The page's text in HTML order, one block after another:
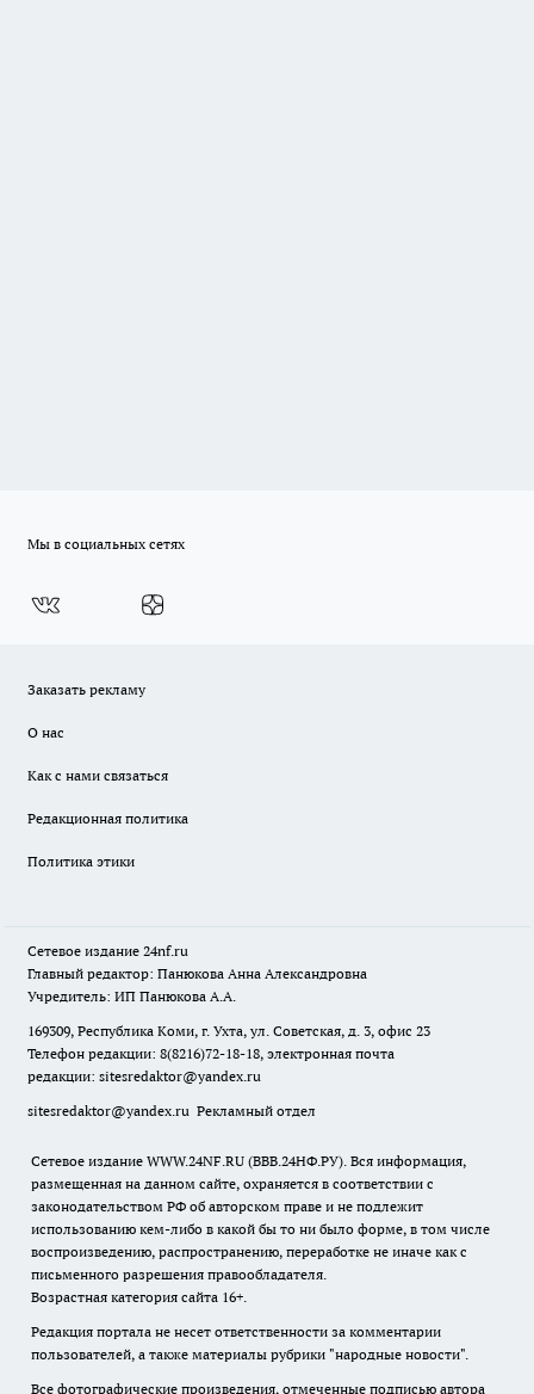
Мы в социальных сетях
Заказать рекламу
О нас
Как с нами связаться
Редакционная политика
Политика этики
Сетевое издание 24nf.ru
Главный редактор: Панюкова Анна Александровна
Учредитель: ИП Панюкова А.А.
169309, Республика Коми, г. Ухта, ул. Советская, д. 3, офис 23
Телефон редакции: 8(8216)72-18-18, электронная почта
редакции: sitesredaktor@yandex.ru
sitesredaktor@yandex.ru Рекламный отдел
Сетевое издание WWW.24NF.RU (ВВВ.24НФ.РУ). Вся информация,
размещенная на данном сайте, охраняется в соответствии с
законодательством РФ об авторском праве и не подлежит
использованию кем-либо в какой бы то ни было форме, в том числе
воспроизведению, распространению, переработке не иначе как с
письменного разрешения правообладателя.
Возрастная категория сайта 16+.
Редакция портала не несет ответственности за комментарии
пользователей, а также материалы рубрики "народные новости".
Все фотографические произведения, отмеченные подписью автора